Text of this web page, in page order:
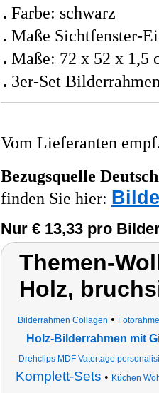
Farbe: schwarz
Maße Sichtfenster-
Maße: 72 x 52 x 1,5
3er-Set
Vom Lieferanten
Bezugsquelle
finden Sie hier:
Nur € 13,33 pro
Themen-
Holz,
Bilderrahmen Collagen •
Holz-Bilderrahmen mit
Drehclips MDF Vatertage
Komplett-Sets • Küchen